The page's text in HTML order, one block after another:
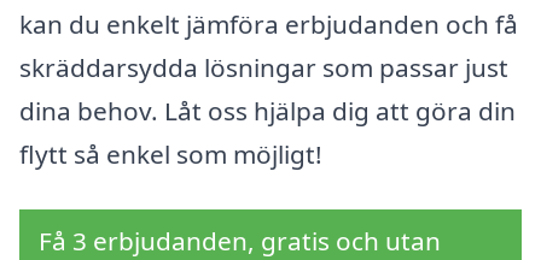
kan du enkelt jämföra erbjudanden och få
skräddarsydda lösningar som passar just
dina behov. Låt oss hjälpa dig att göra din
flytt så enkel som möjligt!
Få 3 erbjudanden, gratis och utan